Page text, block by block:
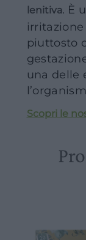
lenitiva. È
piuttosto
una delle
Scopri le